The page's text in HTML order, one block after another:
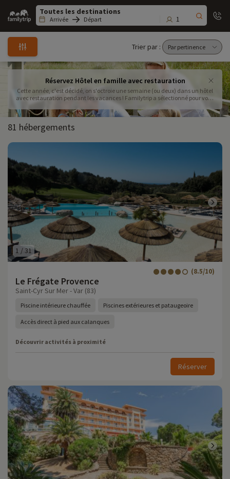
Family
trip
Arrivée Départ 1
Trier par :
Réservez Hôtel en famille avec restauration
Cette année, c'est décidé, on s'octroie une semaine (ou deux) dans un hôtel
avec restauration pendant les vacances ! Familytrip a sélectionné pour vous
les meilleurs hôtels adaptés aux familles avec une formule restauration,
pour des vacances inratables. Il n'y a plus qu'à mette les pieds sous la table
81 hébergements
1 /31
Le Frégate Provence
(8.5/10)
Saint-Cyr Sur Mer - Var (83)
Piscine intérieure chauffée Piscines extérieures et pataugeoire
Accès direct à pied aux calanques
Découvrir activités à proximité
Réserver